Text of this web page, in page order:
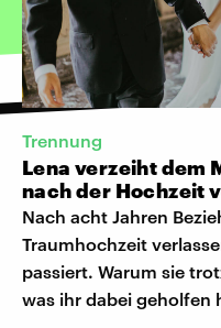
Trennung
Lena verzeiht dem
nach der Hochzeit
Nach acht Jahren
Traumhochzeit
passiert. Warum sie
was ihr dabei geholfen